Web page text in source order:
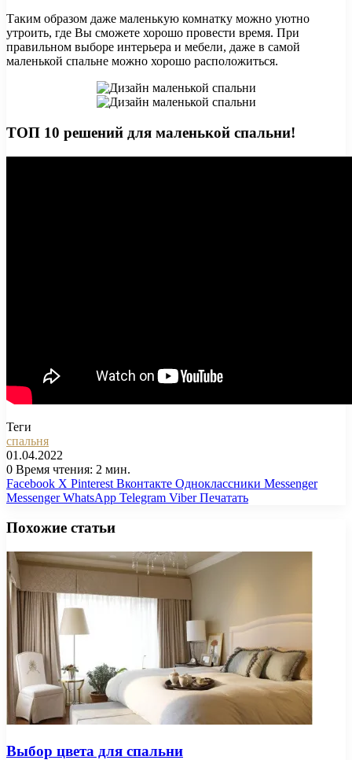
Таким образом даже маленькую комнатку можно уютно
утроить, где Вы сможете хорошо провести время. При
правильном выборе интерьера и мебели, даже в самой
маленькой спальне можно хорошо расположиться.
ТОП 10 решений для маленькой спальни!
Теги
спальня
01.04.2022
0 Время чтения: 2 мин.
Facebook X Pinterest Вконтакте Одноклассники Messenger
Messenger WhatsApp Telegram Viber Печатать
Похожие статьи
Выбор цвета для спальни